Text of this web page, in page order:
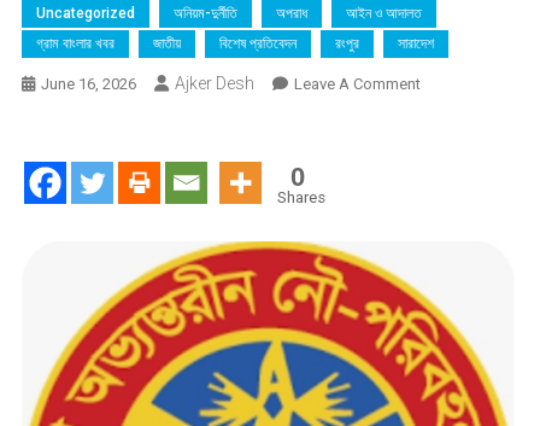
Uncategorized অনিয়ম-দুর্নীতি অপরাধ
আইন ও আদালত
গ্রাম বাংলার খবর
জাতীয় বিশেষ প্রতিবেদন রংপুর সারাদেশ
June 16, 2026 Ajker Desh Leave A CommentOn
অভিযোগ
:
পিডি
আবুল
কালাম
0
Shares